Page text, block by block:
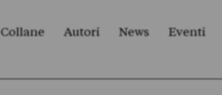
Collane Autori News Eventi